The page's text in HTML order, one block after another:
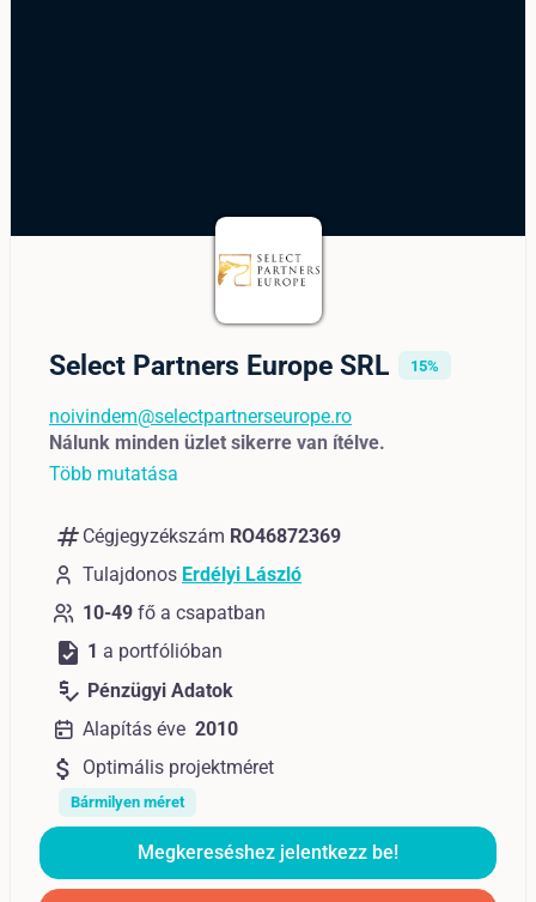
Select Partners Europe SRL 15%
noivindem@selectpartnerseurope.ro
Nálunk minden üzlet sikerre van ítélve.
Több mutatása
numbers Cégjegyzékszám RO46872369
Tulajdonos Erdélyi László
10-49 fő a csapatban
task 1 a portfólióban
price_check Pénzügyi Adatok
Alapítás éve 2010
attach_money Optimális projektméret
Bármilyen méret
Megkereséshez jelentkezz be!